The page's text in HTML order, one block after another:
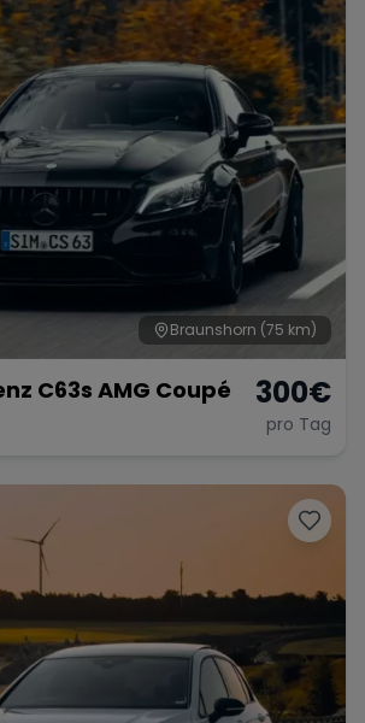
Braunshorn (75 km)
C63s AMG Coupé 300€
pro Tag